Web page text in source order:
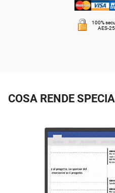
100%
AES-
COSA RENDE